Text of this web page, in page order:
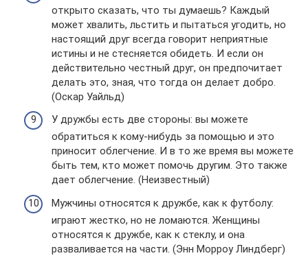
открыто сказать, что ты думаешь? Каждый
может хвалить, льстить и пытаться угодить, но
настоящий друг всегда говорит неприятные
истины и не стесняется обидеть. И если он
действительно честный друг, он предпочитает
делать это, зная, что тогда он делает добро.
(Оскар Уайльд)
У дружбы есть две стороны: вы можете
обратиться к кому-нибудь за помощью и это
приносит облегчение. И в то же время вы можете
быть тем, кто может помочь другим. Это также
дает облегчение. (Неизвестный)
Мужчины относятся к дружбе, как к футболу:
играют жестко, но не ломаются. Женщины
относятся к дружбе, как к стеклу, и она
разваливается на части. (Энн Морроу Линдберг)